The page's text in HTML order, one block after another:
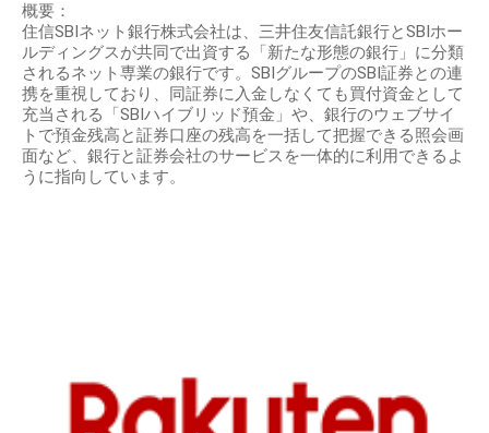
概要：
住信SBIネット銀行株式会社は、三井住友信託銀行とSBIホー
ルディングスが共同で出資する「新たな形態の銀行」に分類
されるネット専業の銀行です。SBIグループのSBI証券との連
携を重視しており、同証券に入金しなくても買付資金として
充当される「SBIハイブリッド預金」や、銀行のウェブサイ
トで預金残高と証券口座の残高を一括して把握できる照会画
面など、銀行と証券会社のサービスを一体的に利用できるよ
うに指向しています。